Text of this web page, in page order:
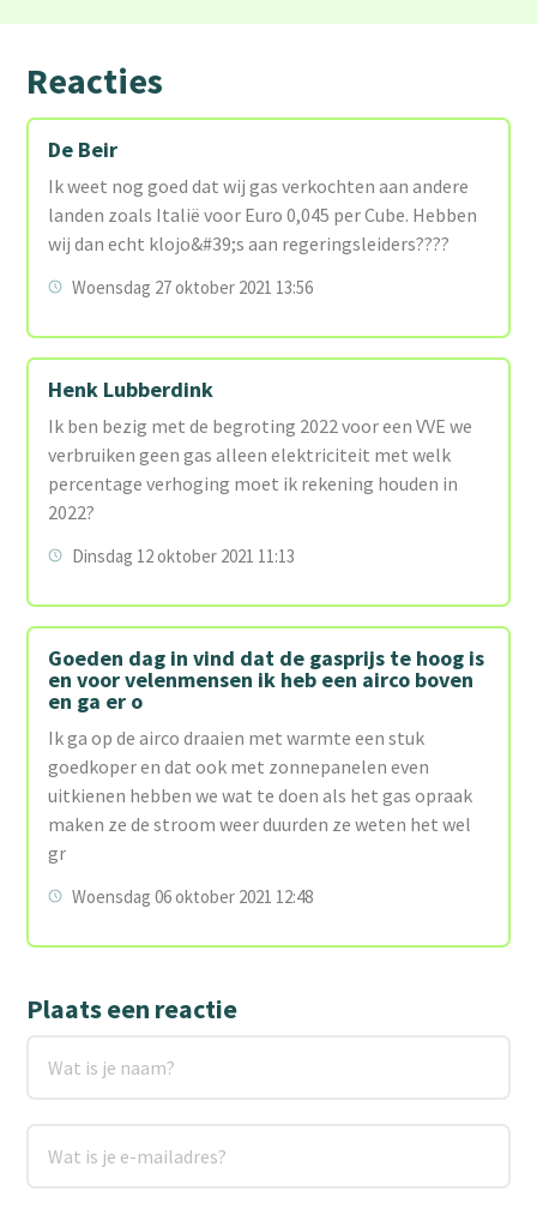
Reacties
De Beir
Ik weet nog goed dat wij gas verkochten aan andere
landen zoals Italië voor Euro 0,045 per Cube. Hebben
wij dan echt klojo&#39;s aan regeringsleiders????
Woensdag 27 oktober 2021 13:56
Henk Lubberdink
Ik ben bezig met de begroting 2022 voor een VVE we
verbruiken geen gas alleen elektriciteit met welk
percentage verhoging moet ik rekening houden in
2022?
Dinsdag 12 oktober 2021 11:13
Goeden dag in vind dat de gasprijs te hoog is
en voor velenmensen ik heb een airco boven
en ga er o
Ik ga op de airco draaien met warmte een stuk
goedkoper en dat ook met zonnepanelen even
uitkienen hebben we wat te doen als het gas opraak
maken ze de stroom weer duurden ze weten het wel
gr
Woensdag 06 oktober 2021 12:48
Plaats een reactie